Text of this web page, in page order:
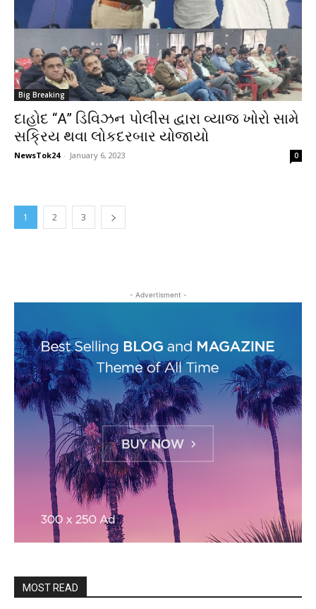
Big Breaking
દાહોદ “A” ડિવિઝન પોલીસ દ્વારા વ્યાજ ખોરો સામે
સક્રિય થવા લોકદરબાર યોજાયો
NewsTok24 - January 6, 2023 0
1 2 3
- Advertisment -
MOST READ